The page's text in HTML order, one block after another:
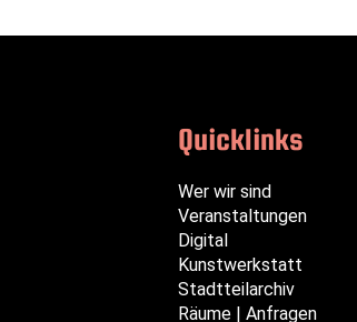
Quicklinks
Navigation
überspringen
Wer wir sind
Veranstaltungen
Digital
Kunstwerkstatt
Stadtteilarchiv
Räume | Anfragen
Navigation
überspringen
Navigation
überspringen